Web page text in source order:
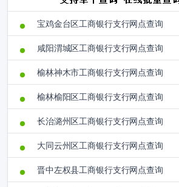
宝鸡金台区工商银行支行网点查询
咸阳渭城区工商银行支行网点查询
榆林神木市工商银行支行网点查询
榆林榆阳区工商银行支行网点查询
长治潞州区工商银行支行网点查询
大同云州区工商银行支行网点查询
晋中左权县工商银行支行网点查询